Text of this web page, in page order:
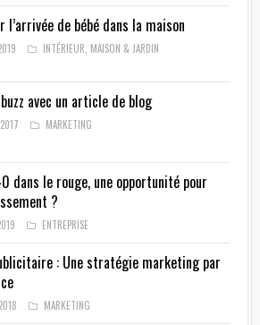
l’arrivée de bébé dans la maison
INTÉRIEUR MAISON & JARDIN
avec un article de blog
MARKETING
dans le rouge, une opportunité pour
?
ENTREPRISE
: Une stratégie marketing par
MARKETING